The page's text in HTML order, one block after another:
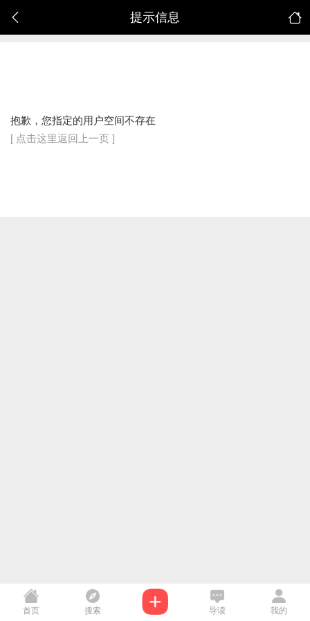
提示信息
抱歉，您指定的用户空间不存在
[ 点击这里返回上一页 ]
首页 搜索 导读 我的